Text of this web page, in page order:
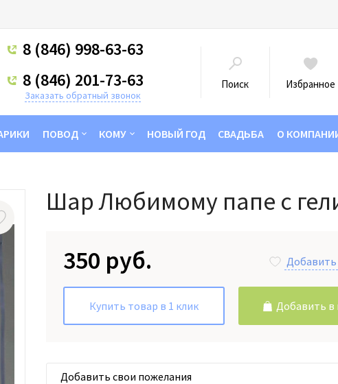
8 (846) 998-63-63
8 (846) 201-73-63
Заказать обратный звонок
Поиск Избранное
ПОВОД КОМУ НОВЫЙ ГОД СВАДЬБА О
Шар Любимому папе с
350 руб.
Добавить
Купить товар в 1 клик Добавить в
Добавить свои пожелания